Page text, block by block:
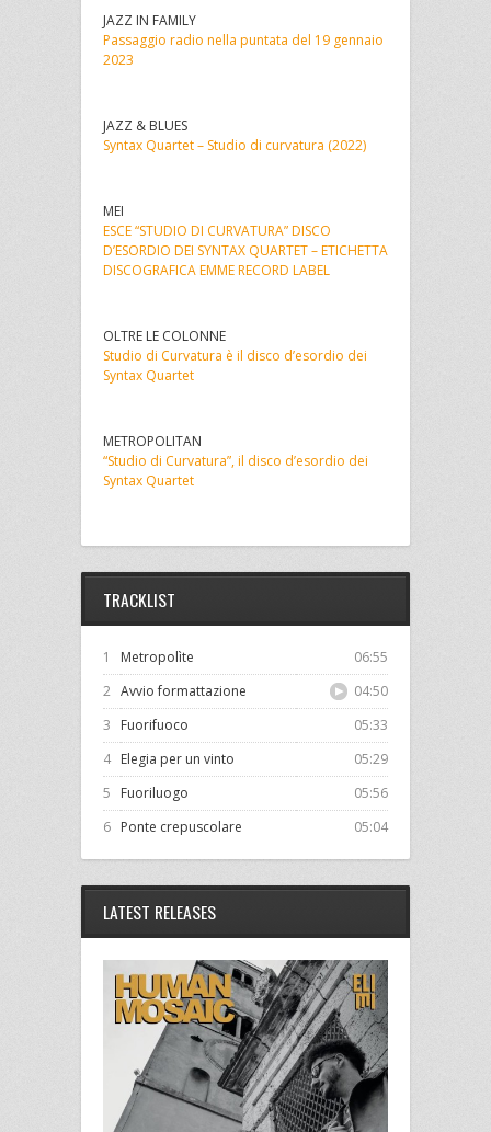
JAZZ IN FAMILY
Passaggio radio nella puntata del 19 gennaio
2023
JAZZ & BLUES
Syntax Quartet – Studio di curvatura (2022)
MEI
ESCE “STUDIO DI CURVATURA” DISCO
D’ESORDIO DEI SYNTAX QUARTET – ETICHETTA
DISCOGRAFICA EMME RECORD LABEL
OLTRE LE COLONNE
Studio di Curvatura è il disco d’esordio dei
Syntax Quartet
METROPOLITAN
“Studio di Curvatura”, il disco d’esordio dei
Syntax Quartet
TRACKLIST
1 Metropolìte
06:55
2 Avvio formattazione
04:50
3
Fuorifuoco
05:33
4 Elegia per un vinto
05:29
5
Fuoriluogo
05:56
6 Ponte crepuscolare 05:04
LATEST RELEASES